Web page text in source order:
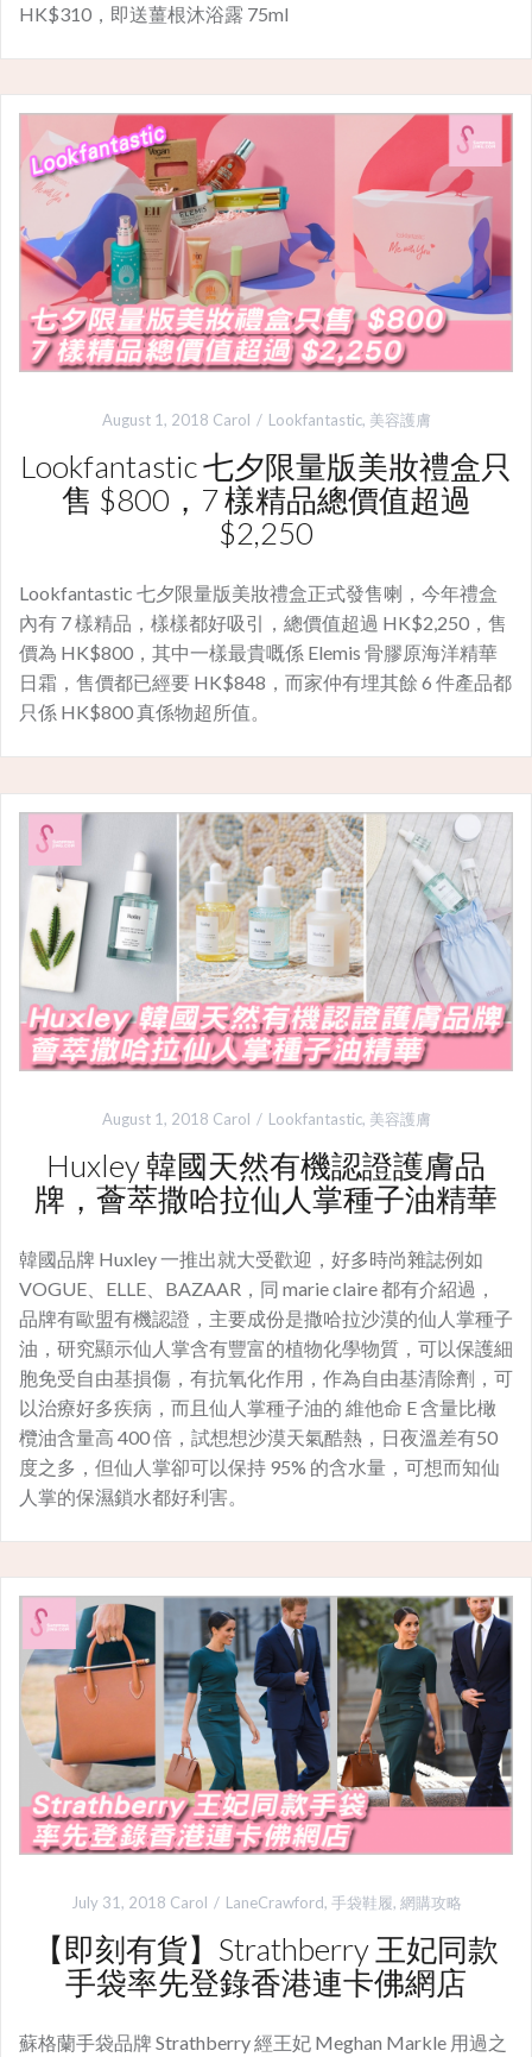
HK$310，即送薑根沐浴露 75ml
August 1, 2018 Carol Lookfantastic, 美容護膚
Lookfantastic 七夕限量版美妝禮盒只
售 $800，7 樣精品總價值超過
$2,250
Lookfantastic 七夕限量版美妝禮盒正式發售喇，今年禮盒
內有 7 樣精品，樣樣都好吸引，總價值超過 HK$2,250，售
價為 HK$800，其中一樣最貴嘅係 Elemis 骨膠原海洋精華
日霜，售價都已經要 HK$848，而家仲有埋其餘 6 件產品都
只係 HK$800 真係物超所值。
August 1, 2018 Carol Lookfantastic, 美容護膚
Huxley 韓國天然有機認證護膚品
牌，薈萃撒哈拉仙人掌種子油精華
韓國品牌 Huxley 一推出就大受歡迎，好多時尚雜誌例如
VOGUE、ELLE、BAZAAR，同 marie claire 都有介紹過，
品牌有歐盟有機認證，主要成份是撒哈拉沙漠的仙人掌種子
油，研究顯示仙人掌含有豐富的植物化學物質，可以保護細
胞免受自由基損傷，有抗氧化作用，作為自由基清除劑，可
以治療好多疾病，而且仙人掌種子油的 維他命 E 含量比橄
欖油含量高 400 倍，試想想沙漠天氣酷熱，日夜溫差有50
度之多，但仙人掌卻可以保持 95% 的含水量，可想而知仙
人掌的保濕鎖水都好利害。
July 31, 2018 Carol LaneCrawford, 手袋鞋履, 網購攻略
【即刻有貨】Strathberry 王妃同款
手袋率先登錄香港連卡佛網店
蘇格蘭手袋品牌 Strathberry 經王妃 Meghan Markle 用過之